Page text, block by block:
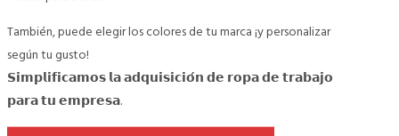
También, puede elegir los colores de tu marca ¡y personalizar
según tu gusto!
𝗦𝗶𝗺𝗽𝗹𝗶𝗳𝗶𝗰𝗮𝗺𝗼𝘀 𝗹𝗮 𝗮𝗱𝗾𝘂𝗶𝘀𝗶𝗰𝗶𝗼́𝗻 𝗱𝗲 𝗿𝗼𝗽𝗮 𝗱𝗲 𝘁𝗿𝗮𝗯𝗮𝗷𝗼
𝗽𝗮𝗿𝗮 𝘁𝘂 𝗲𝗺𝗽𝗿𝗲𝘀𝗮.